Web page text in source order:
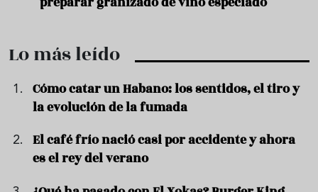
Lo más leído
Cómo catar un Habano: los sentidos, el tiro y
la evolución de la fumada
El café frío nació casi por accidente y ahora
es el rey del verano